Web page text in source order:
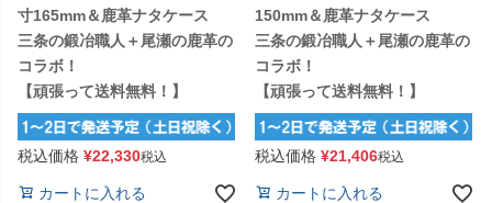
寸165mm＆鹿革ナタケース
三条の鍛冶職人＋尾瀬の鹿革の
コラボ！
【頑張って送料無料！】
税込価格 ¥22,330税込
カートに入れる
150mm＆鹿革ナタケース
三条の鍛冶職人＋尾瀬の鹿革の
コラボ！
【頑張って送料無料！】
税込価格 ¥21,406税込
カートに入れる